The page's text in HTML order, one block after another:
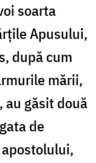
soarta
Apusului,
după cum
mării,
au găsit două
de